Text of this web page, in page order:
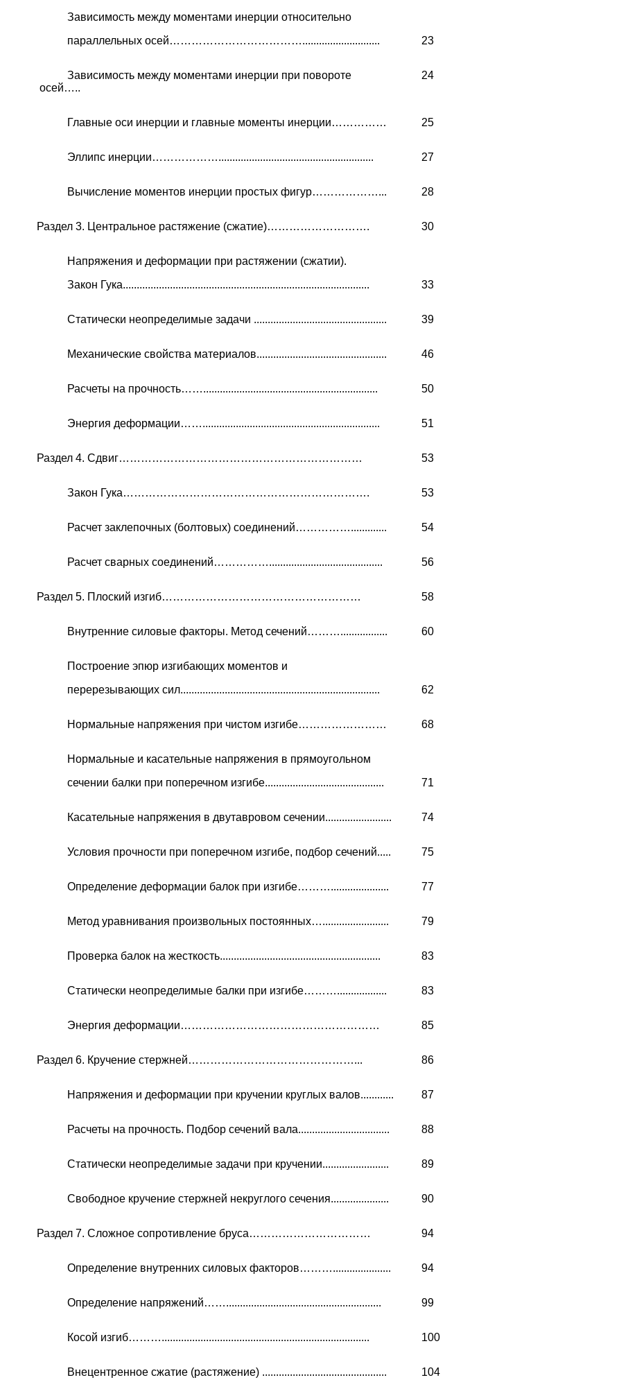
Зависимость между моментами инерции относительно
параллельных осей………………………………............................
23
Зависимость между моментами инерции при повороте
осей…..
24
Главные оси инерции и главные моменты инерции…………… 25
Эллипс инерции………………........................................................ 27
Вычисление моментов инерции простых фигур………………... 28
Раздел 3. Центральное растяжение (сжатие)………………………. 30
Напряжения и деформации при растяжении (сжатии).
Закон Гука.........................................................................................
33
Статически неопределимые задачи ................................................ 39
Механические свойства материалов............................................... 46
Расчеты на прочность……............................................................... 50
Энергия деформации……................................................................ 51
Раздел 4. Сдвиг………………………………………………………… 53
Закон Гука…………………………………………………………. 53
Расчет заклепочных (болтовых) соединений……………............. 54
Расчет сварных соединений……………......................................... 56
Раздел 5. Плоский изгиб……………………………………………… 58
Внутренние силовые факторы. Метод сечений………................. 60
Построение эпюр изгибающих моментов и
перерезывающих сил........................................................................
62
Нормальные напряжения при чистом изгибе…………………… 68
Нормальные и касательные напряжения в прямоугольном
сечении балки при поперечном изгибе...........................................
71
Касательные напряжения в двутавровом сечении........................ 74
Условия прочности при поперечном изгибе, подбор сечений..... 75
Определение деформации балок при изгибе………..................... 77
Метод уравнивания произвольных постоянных…........................ 79
Проверка балок на жесткость.......................................................... 83
Статически неопределимые балки при изгибе……….................. 83
Энергия деформации……………………………………………… 85
Раздел 6. Кручение стержней………………………………………... 86
Напряжения и деформации при кручении круглых валов............ 87
Расчеты на прочность. Подбор сечений вала................................. 88
Статически неопределимые задачи при кручении........................ 89
Свободное кручение стержней некруглого сечения..................... 90
Раздел 7. Сложное сопротивление бруса…………………………… 94
Определение внутренних силовых факторов………..................... 94
Определение напряжений……........................................................ 99
Косой изгиб………........................................................................... 100
Внецентренное сжатие (растяжение) ............................................. 104